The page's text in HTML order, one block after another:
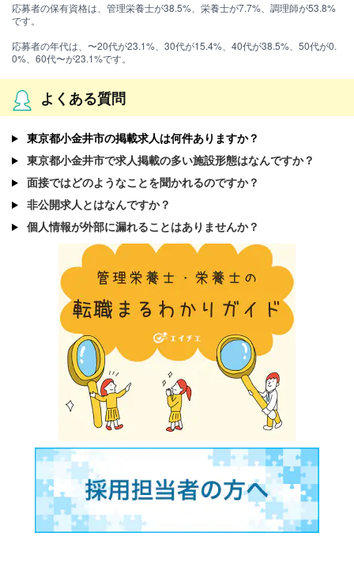
応募者の保有資格は、管理栄養士が38.5%、栄養士が7.7%、調理師が53.8%
です。
応募者の年代は、〜20代が23.1%、30代が15.4%、40代が38.5%、50代が0.
0%、60代〜が23.1%です。
よくある質問
東京都小金井市の掲載求人は何件ありますか？
東京都小金井市で求人掲載の多い施設形態はなんですか？
面接ではどのようなことを聞かれるのですか？
非公開求人とはなんですか？
個人情報が外部に漏れることはありませんか？